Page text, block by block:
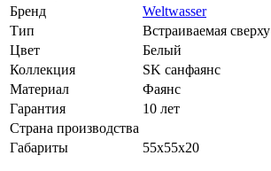
Бренд
Weltwasser
Тип
Встраиваемая сверху
Цвет
Белый
Коллекция
SK санфаянс
Материал
Фаянс
Гарантия
10 лет
Страна производства
Габариты
55x55x20